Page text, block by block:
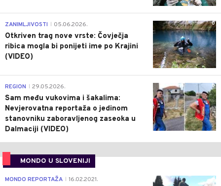
0
ZANIMLJIVOSTI 05.06.2026.
Otkriven trag nove vrste: Čovječja
ribica mogla bi ponijeti ime po Krajini
(VIDEO)
0
REGION 29.05.2026.
Sam među vukovima i šakalima:
Nevjerovatna reportaža o jedinom
stanovniku zaboravljenog zaseoka u
Dalmaciji (VIDEO)
MONDO U SLOVENIJI
4
MONDO REPORTAŽA 16.02.2021.